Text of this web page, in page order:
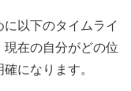
以下のタイムライ
現在の自分がどの位
になります。